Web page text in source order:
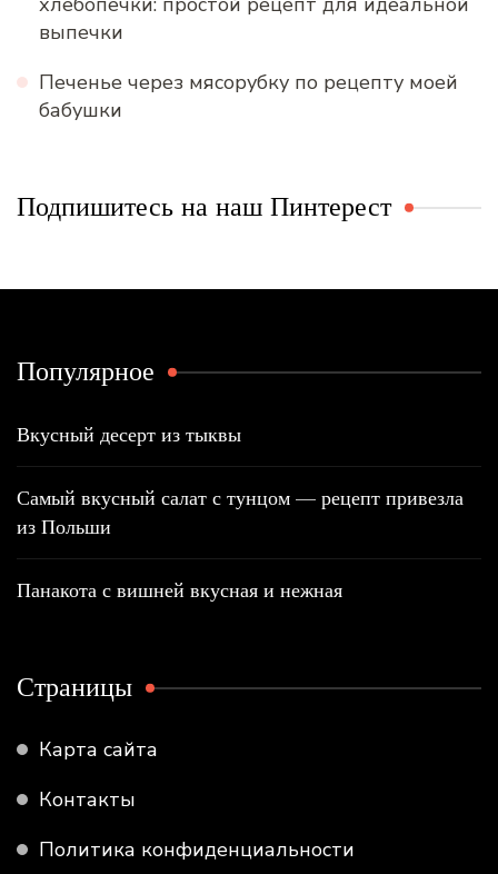
выпечки
Печенье через мясорубку по рецепту моей
бабушки
Подпишитесь на наш Пинтерест
Популярное
Вкусный десерт из тыквы
Самый вкусный салат с тунцом — рецепт привезла
из Польши
Панакота с вишней вкусная и нежная
Страницы
Карта сайта
Контакты
Политика конфиденциальности